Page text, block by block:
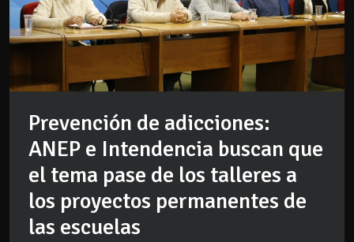
Prevención de adicciones:
ANEP e Intendencia buscan que
el tema pase de los talleres a
los proyectos permanentes de
las escuelas